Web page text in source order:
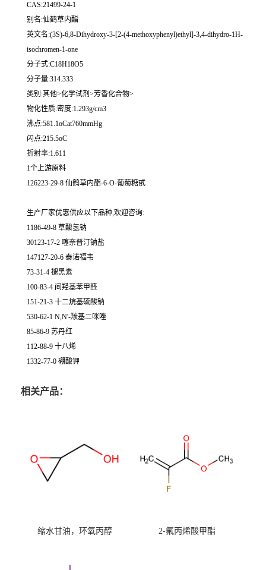
CAS:21499-24-1
别名:仙鹤草内酯
英文名:(3S)-6,8-Dihydroxy-3-[2-(4-methoxyphenyl)ethyl]-3,4-dihydro-1H-
isochromen-1-one
分子式:C18H18O5
分子量:314.333
类别:其他>化学试剂>芳香化合物>
物化性质:密度:1.293g/cm3
沸点:581.1oCat760mmHg
闪点:215.5oC
折射率:1.611
1个上游原料
126223-29-8 仙鹤草内酯-6-O-葡萄糖甙
生产厂家优惠供应以下品种,欢迎咨询:
1186-49-8 草酸氢钠
30123-17-2 噻奈普汀钠盐
147127-20-6 泰诺福韦
73-31-4 褪黑素
100-83-4 间羟基苯甲醛
151-21-3 十二烷基硫酸钠
530-62-1 N,N'-羰基二咪唑
85-86-9 苏丹红
112-88-9 十八烯
1332-77-0 硼酸钾
相关产品：
缩水甘油，环氧丙醇 2-氟丙烯酸甲酯